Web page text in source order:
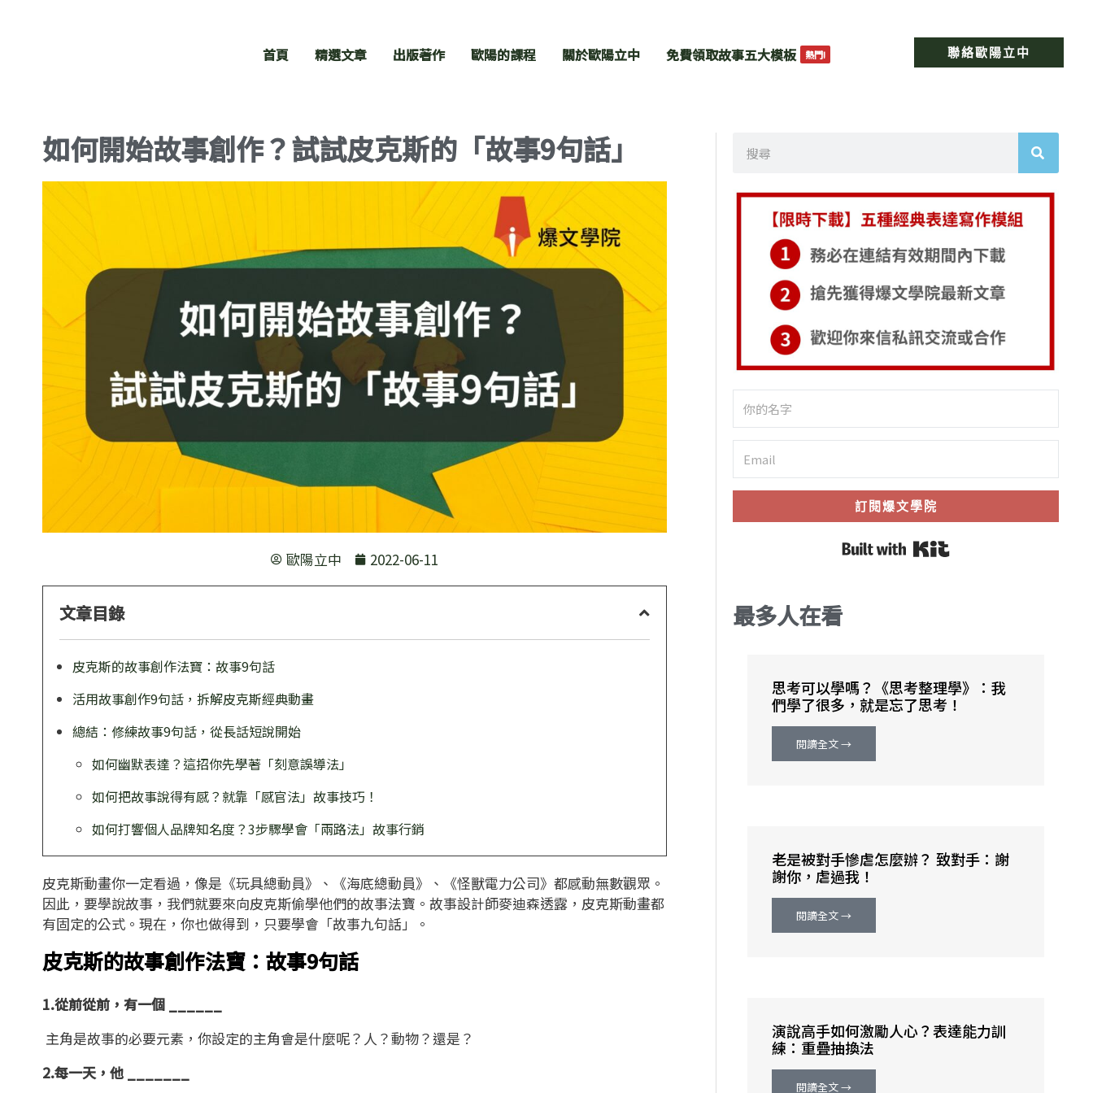
首頁 精選文章 出版著作 歐陽的課程 關於歐陽立中 免費領取故事五大模板 熱門! 聯絡歐陽立中
如何開始故事創作？試試皮克斯的「故事9句話」
歐陽立中 2022-06-11
文章目錄
皮克斯的故事創作法寶：故事9句話
活用故事創作9句話，拆解皮克斯經典動畫
總結：修練故事9句話，從長話短說開始
如何幽默表達？這招你先學著「刻意誤導法」
如何把故事說得有感？就靠「感官法」故事技巧！
如何打響個人品牌知名度？3步驟學會「兩路法」故事行銷
皮克斯動畫你一定看過，像是《玩具總動員》、《海底總動員》、《怪獸電力公司》都感動無數觀眾。
因此，要學說故事，我們就要來向皮克斯偷學他們的故事法寶。故事設計師麥迪森透露，皮克斯動畫都
有固定的公式。現在，你也做得到，只要學會「故事九句話」。
皮克斯的故事創作法寶：故事9句話
1.從前從前，有一個 ______
主角是故事的必要元素，你設定的主角會是什麼呢？人？動物？還是？
2.每一天，他 _______
訂閱爆文學院
最多人在看
思考可以學嗎？《思考整理學》：我
們學了很多，就是忘了思考！
閱讀全文 →
老是被對手慘虐怎麼辦？ 致對手：謝
謝你，虐過我！
閱讀全文 →
演說高手如何激勵人心？表達能力訓
練：重疊抽換法
閱讀全文 →